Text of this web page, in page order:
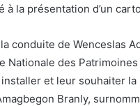
la présentation d’un
conduite de Wenceslas
Nationale des
et leur souhaiter
Branly,